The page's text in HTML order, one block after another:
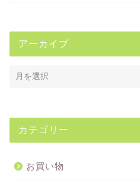
アーカイブ
カテゴリー
お買い物